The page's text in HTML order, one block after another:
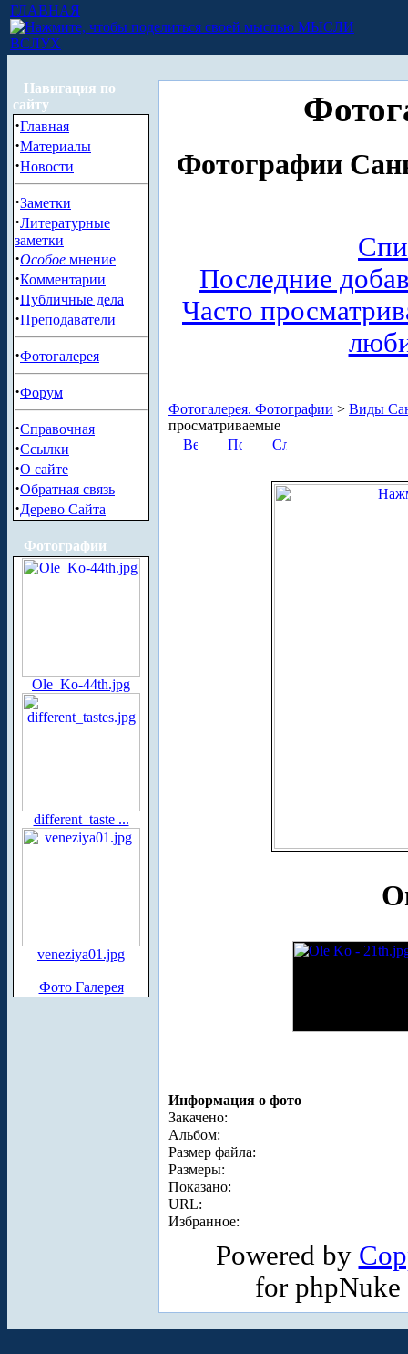
ГЛАВНАЯ
МЫСЛИ
ВСЛУХ
Навигация по
сайту
·Главная
·Материалы
·Новости
·Заметки
·Литературные
заметки
·Особое мнение
·Комментарии
·Публичные дела
·Преподаватели
·Фотогалерея
·Форум
·Справочная
·Ссылки
·О сайте
·Обратная связь
·Дерево Сайта
Фотографии
Ole_Ko-44th.jpg
different_taste ...
veneziya01.jpg
Фото Галерея
Фотографии
Последние
Часто
Фотогалерея. Фотографии > Виды
просматриваемые
Информация о фото
Закачено:
Альбом:
Размер файла:
Размеры:
Показано:
URL:
Избранное:
Powered by
for